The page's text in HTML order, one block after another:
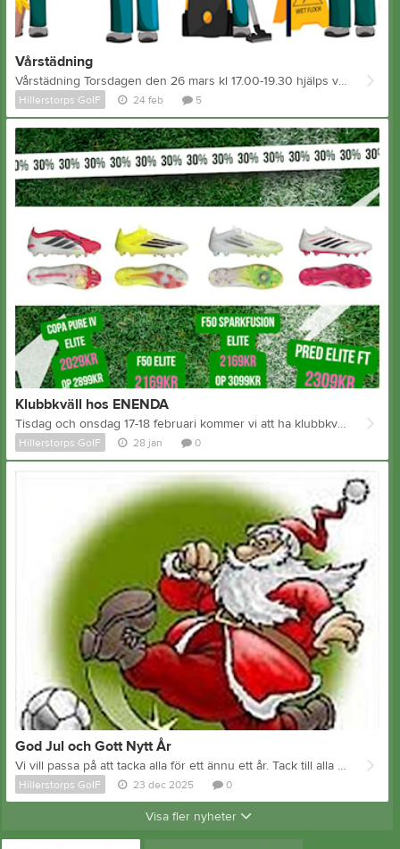
Vårstädning
Vårstädning Torsdagen den 26 mars kl 17.00-19.30 hjälps vi åt att vårstäda på Hgoifs anläggning. Obligatoriskt för en förälder per spelande barn och spelare från 15 år. Vi bjuder på korv! Styrelsen
Hillerstorps GoIF 24 feb 5
Klubbkväll hos ENENDA
Tisdag och onsdag 17-18 februari kommer vi att ha klubbkvällar hos ENENDA ute i Kulltorp för vår förening mellan 16.00 – 19.00. Outleten kommer att vara öppen samt att vi kommer att ställa fram provkollektioner för tränings och merchandise-produkter för respektive förening, så att medlemmarna kan testa storlekar och själva beställa. Även Adidas är på plats med sina nya fotbollsskor och erbjuder 30% på dessa endast under dessa två kvällar.
Hillerstorps GoIF 28 jan 0
God Jul och Gott Nytt År
Vi vill passa på att tacka alla för ett ännu ett år. Tack till alla som är med och medverkar, påverkar, stöttar och driver HGoIF framåt. Hillerstorps GoIF önskar er alla en God Jul och ett Gott Nytt År!
Hillerstorps GoIF 23 dec 2025 0
Visa fler nyheter